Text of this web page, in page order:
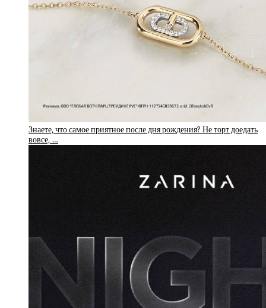
Знаете, что самое приятное после дня рождения? Не торт доедать
вовсе, …